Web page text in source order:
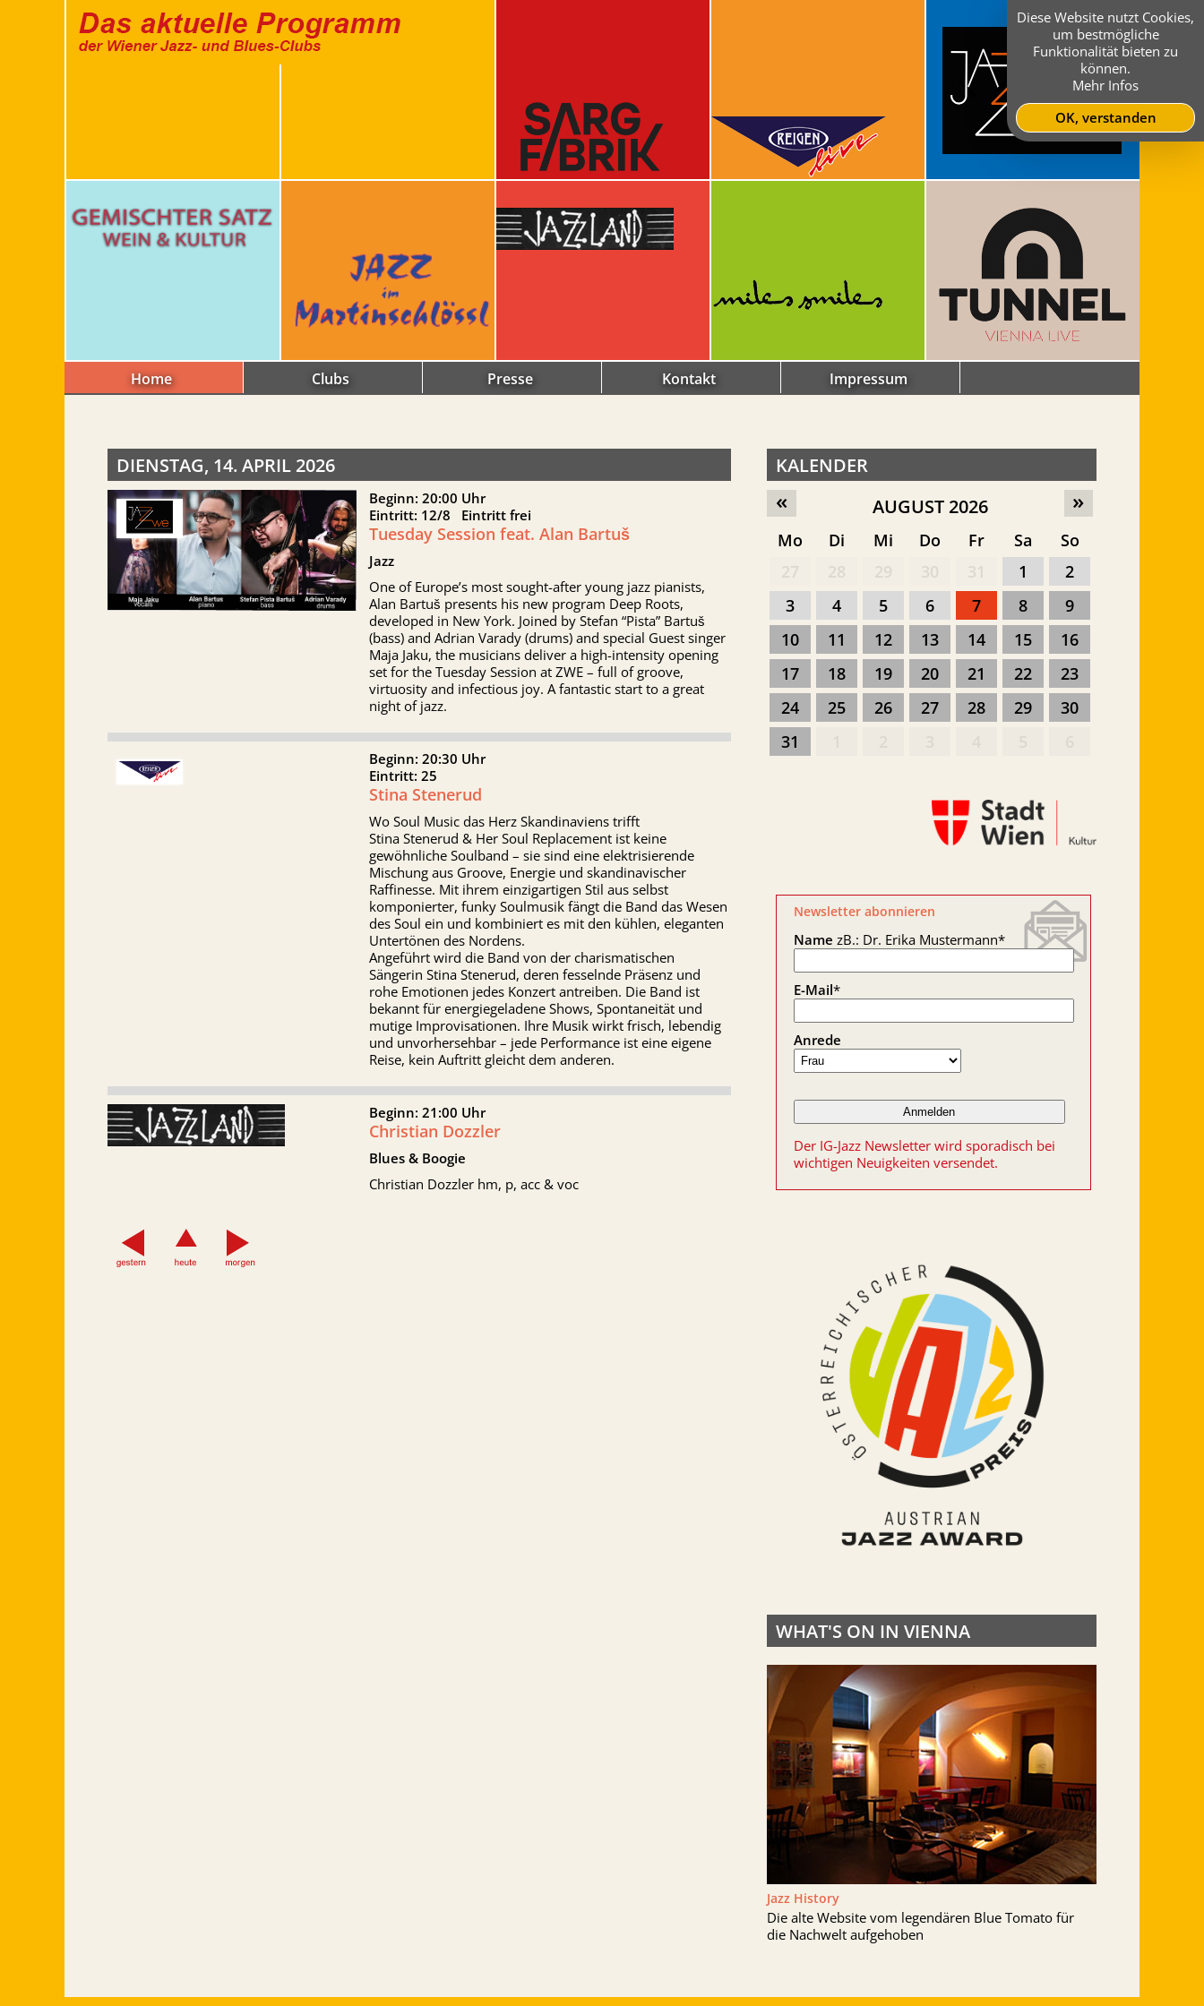
Home Clubs Presse Kontakt Impressum
DIENSTAG, 14. APRIL 2026
Beginn: 20:00 Uhr
Eintritt: 12/8 Eintritt frei
Tuesday Session feat. Alan Bartuš
Jazz
One of Europe’s most sought-after young jazz pianists,
Alan Bartuš presents his new program Deep Roots,
developed in New York. Joined by Stefan “Pista” Bartuš
(bass) and Adrian Varady (drums) and special Guest singer
Maja Jaku, the musicians deliver a high-intensity opening
set for the Tuesday Session at ZWE – full of groove,
virtuosity and infectious joy. A fantastic start to a great
night of jazz.
Beginn: 20:30 Uhr
Eintritt: 25
Stina Stenerud
Wo Soul Music das Herz Skandinaviens trifft
Stina Stenerud & Her Soul Replacement ist keine
gewöhnliche Soulband – sie sind eine elektrisierende
Mischung aus Groove, Energie und skandinavischer
Raffinesse. Mit ihrem einzigartigen Stil aus selbst
komponierter, funky Soulmusik fängt die Band das Wesen
des Soul ein und kombiniert es mit den kühlen, eleganten
Untertönen des Nordens.
Angeführt wird die Band von der charismatischen
Sängerin Stina Stenerud, deren fesselnde Präsenz und
rohe Emotionen jedes Konzert antreiben. Die Band ist
bekannt für energiegeladene Shows, Spontaneität und
mutige Improvisationen. Ihre Musik wirkt frisch, lebendig
und unvorhersehbar – jede Performance ist eine eigene
Reise, kein Auftritt gleicht dem anderen.
Beginn: 21:00 Uhr
Christian Dozzler
Blues & Boogie
Christian Dozzler hm, p, acc & voc
KALENDER
»
« AUGUST 2026
Mo Di Mi Do Fr Sa
So
1
2
3
4 5 6 7 8
9
10
11 12 13 14 15
16
17
18 19 20 21 22
23
24
25 26 27 28 29
30
31
Newsletter abonnieren
Name zB.: Dr. Erika Mustermann*
E-Mail*
Anrede
Der IG-Jazz Newsletter wird sporadisch bei
wichtigen Neuigkeiten versendet.
WHAT'S ON IN VIENNA
Jazz History
Die alte Website vom legendären Blue Tomato für
die Nachwelt aufgehoben
Diese Website nutzt Cookies,
um bestmögliche
Funktionalität bieten zu
können.
Mehr Infos
OK, verstanden